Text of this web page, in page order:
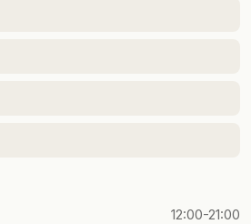
12:00-21:00